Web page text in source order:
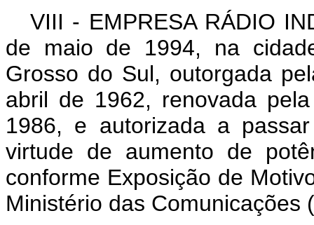
VIII - EMPRESA RÁDIO
de maio de 1994, na
Grosso do Sul, outorgada
abril de 1962, renovada
1986, e autorizada a
virtude de aumento de
conforme Exposição de
Ministério das Comunicações